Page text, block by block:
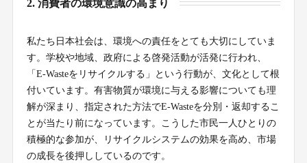
2. 消費者の環境意識の高まり
私たち日本社会は、環境への責任をとても大切にしていま
す。学校や地域、政府による啓発活動が活発に行われ、
「E-Wasteをリサイクルする」という行動が、文化として根
付いています。有害物質が環境に与える影響についても理
解が深まり、指定された方法でE-Wasteを分別・返却するこ
とが当たり前になっています。こうした市民一人ひとりの
積極的な参加が、リサイクルシステムの効果を高め、市場
の成長を後押ししているのです。